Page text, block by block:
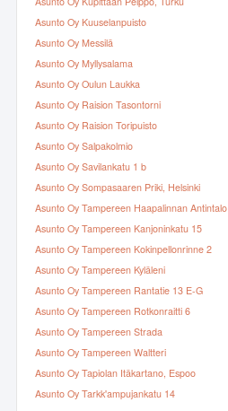
Asunto Oy Kuuselanpuisto
Asunto Oy Messilä
Asunto Oy Myllysalama
Asunto Oy Oulun Laukka
Asunto Oy Raision Tasontorni
Asunto Oy Raision Toripuisto
Asunto Oy Salpakolmio
Asunto Oy Savilankatu 1 b
Asunto Oy Sompasaaren Priki, Helsinki
Asunto Oy Tampereen Haapalinnan Antintalo
Asunto Oy Tampereen Kanjoninkatu 15
Asunto Oy Tampereen Kokinpellonrinne 2
Asunto Oy Tampereen Kyläleni
Asunto Oy Tampereen Rantatie 13 E-G
Asunto Oy Tampereen Rotkonraitti 6
Asunto Oy Tampereen Strada
Asunto Oy Tampereen Waltteri
Asunto Oy Tapiolan Itäkartano, Espoo
Asunto Oy Tarkk'ampujankatu 14